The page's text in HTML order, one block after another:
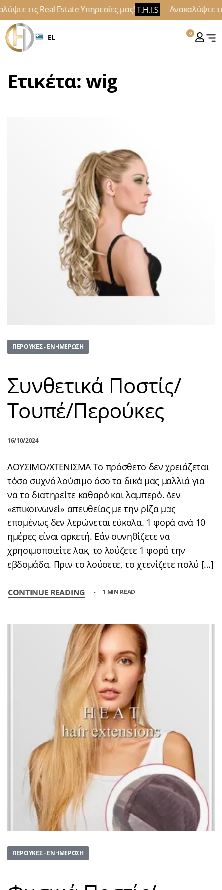
τις Real Estate Υπηρεσίες μας!T.H.I.S Ανακαλύψτε
EL 0
Ετικέτα:wig
ΠΕΡΟΎΚΕΣ - ΕΝΗΜΈΡΩΣΗ
Συνθετικά Ποστίς/
Τουπέ/Περούκες
16/10/2024
ΛΟΥΣΙΜΟ/ΧΤΕΝΙΣΜΑ Το πρόσθετο δεν χρειάζεται
τόσο συχνό λούσιμο όσο τα δικά μας μαλλιά για
να το διατηρείτε καθαρό και λαμπερό. Δεν
«επικοινωνεί» απευθείας με την ρίζα μας
επομένως δεν λερώνεται εύκολα. 1 φορά ανά 10
ημέρες είναι αρκετή. Εάν συνηθίζετε να
χρησιμοποιείτε λακ, το λούζετε 1 φορά την
εβδομάδα. Πριν το λούσετε, το χτενίζετε πολύ […]
CONTINUE READING 1 MIN READ
ΠΕΡΟΎΚΕΣ - ΕΝΗΜΈΡΩΣΗ